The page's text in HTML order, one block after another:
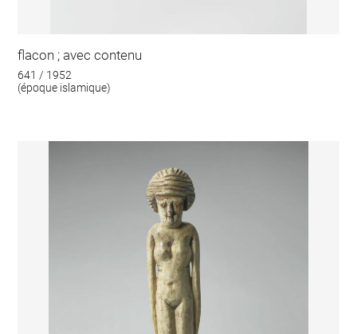
flacon ; avec contenu
641 / 1952
(époque islamique)